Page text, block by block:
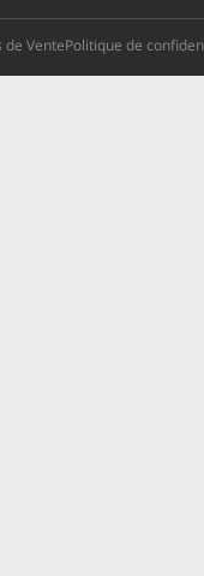
de VentePolitique de